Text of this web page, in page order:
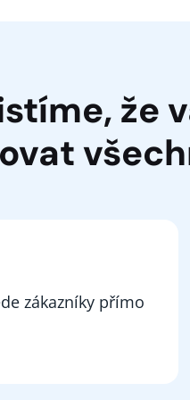
že
zákazníky přímo